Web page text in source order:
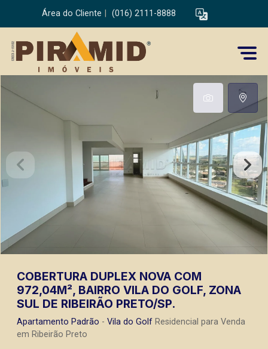
Área do Cliente (016) 2111-8888
COBERTURA DUPLEX NOVA COM
972,04M², BAIRRO VILA DO GOLF, ZONA
SUL DE RIBEIRÃO PRETO/SP.
Apartamento Padrão - Vila do Golf Residencial para Venda
em Ribeirão Preto